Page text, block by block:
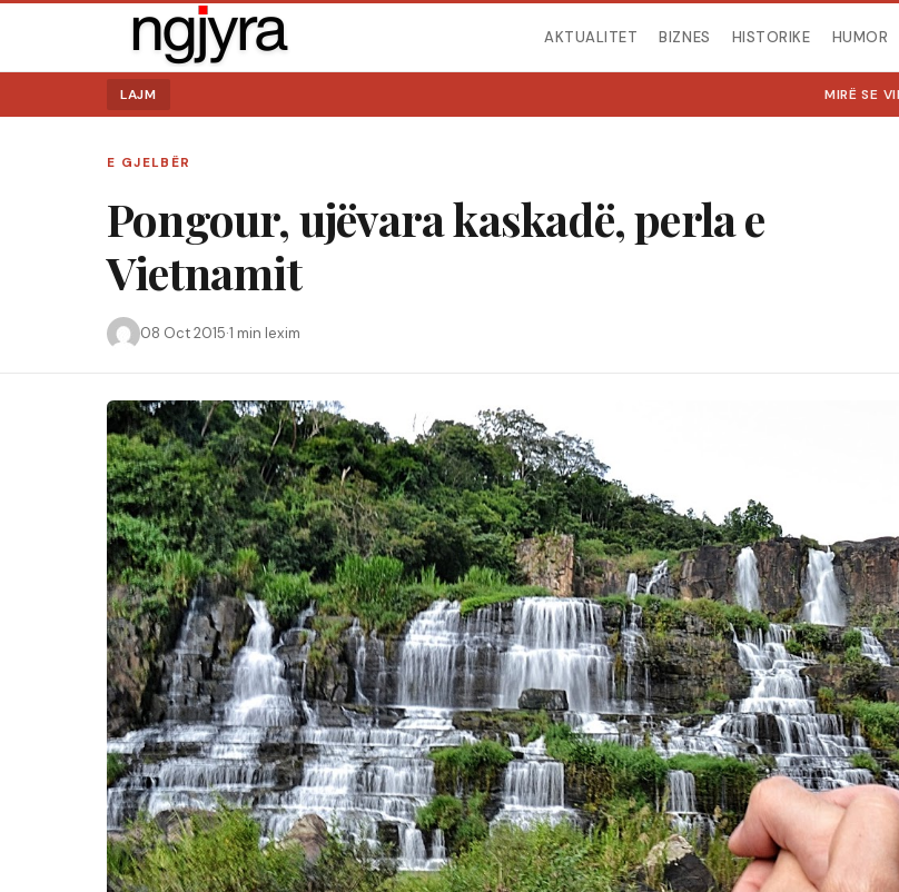
Kërko:
AKTUALITET BIZNES HISTORIKE HUMOR
LAJM MIRË SE VINI NË NGJYRA.COM
E GJELBËR
Pongour, ujëvara kaskadë, perla e
Vietnamit
08 Oct 2015·1 min lexim